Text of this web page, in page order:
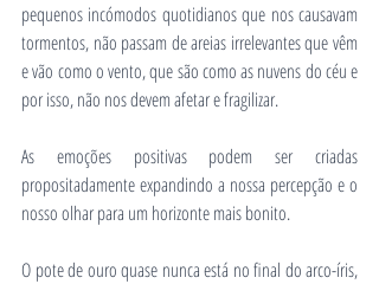
pequenos incómodos quotidianos que nos causavam
tormentos, não passam de areias irrelevantes que vêm
e vão como o vento, que são como as nuvens do céu e
por isso, não nos devem afetar e fragilizar.
As emoções positivas podem ser criadas
propositadamente expandindo a nossa percepção e o
nosso olhar para um horizonte mais bonito.
O pote de ouro quase nunca está no final do arco-íris,